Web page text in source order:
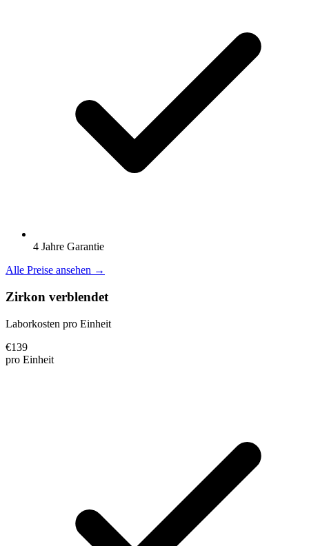
4 Jahre Garantie
Alle Preise ansehen →
Zirkon verblendet
Laborkosten pro Einheit
€139
pro Einheit